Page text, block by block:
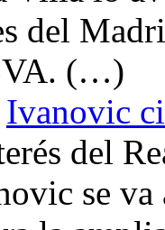
del
(…)
Ivanovic
del
se va